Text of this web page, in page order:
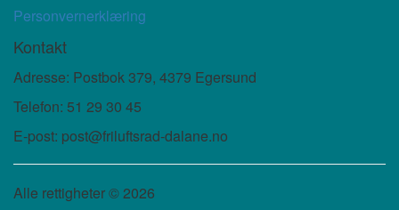
Personvernerklæring
Kontakt
Adresse: Postbok 379, 4379 Egersund
Telefon: 51 29 30 45
E-post: post@friluftsrad-dalane.no
Alle rettigheter © 2026